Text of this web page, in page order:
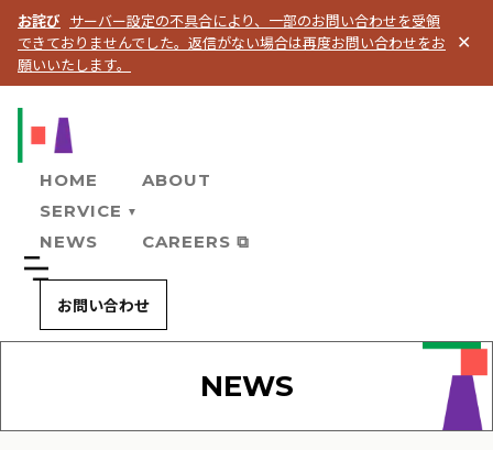
お詫び サーバー設定の不具合により、一部のお問い合わせを受領
できておりませんでした。返信がない場合は再度お問い合わせをお
願いいたします。
✕
HOME
ABOUT
SERVICE
▼
NEWS CAREERS ⧉
お問い合わせ
NEWS